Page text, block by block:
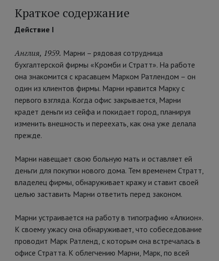
Краткое содержание
Действие I
Англия, 1959. Марни – рядовая сотрудница
бухгалтерской фирмы «Кромби и Стратт». На работе
она знакомится с красавцем Марком Ратлендом – он
один из клиентов фирмы. Марни нравится Марку с
первого взгляда. Когда офис закрывается, Марни
крадет деньги из сейфа и покидает город, планируя
изменить внешность и переехать, как она уже делала
прежде.
Марни навещает свою больную мать и оставляет ей
деньги для покупки нового дома. Тем временем Стратт,
владелец фирмы, обнаруживает кражу и ставит своей
целью заставить Марни ответить перед законом.
Марни устраивается на работу в типографию «Алкион».
К своему ужасу она обнаруживает, что собеседование
проводит Марк Ратленд, с которым она встречалась в
офисе Стратта. К облегчению Марни, Марк, по всей